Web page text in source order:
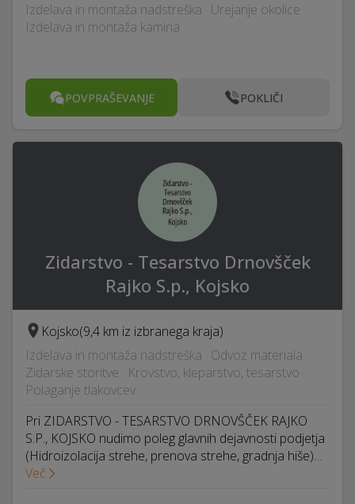
Izdelava in montaža nadstreška · Urejanje okolice ·
Izdelava in montaža kamina
POVPRAŠEVANJE POKLIČI
Zidarstvo - Tesarstvo Drnovšček
Rajko S.p., Kojsko
Kojsko(9,4 km iz izbranega kraja)
Izdelava in montaža nadstreška · Odvoz materiala ·
Zidarske storitve · Krovstvo, kleparstvo, tesarstvo ·
Polaganje tlakovcev
Pri ZIDARSTVO - TESARSTVO DRNOVŠČEK RAJKO
S.P., KOJSKO nudimo poleg glavnih dejavnosti podjetja
(Hidroizolacija strehe, prenova strehe, gradnja hiše)…
Več